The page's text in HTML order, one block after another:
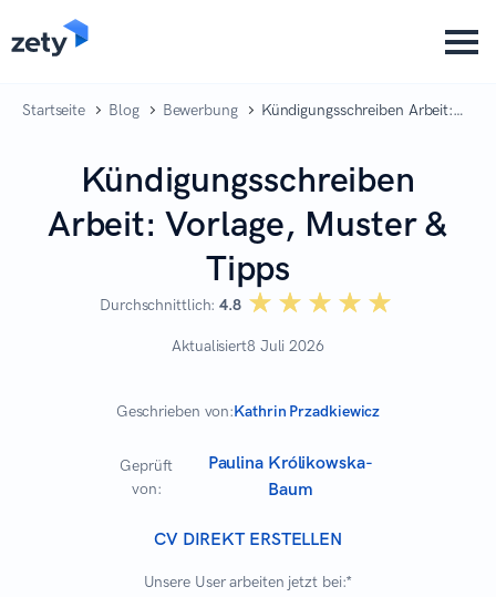
Startseite Blog Bewerbung
Kündigungsschreiben Arbeit:
Kündigungsschreiben
Arbeit: Vorlage, Muster &
Tipps
Durchschnittlich:4.8 ☆☆☆☆☆
★★★★★
Aktualisiert8 Juli 2026
Geschrieben von:Kathrin Przadkiewicz
Geprüft
von:
Paulina Królikowska-
Baum
CV DIREKT ERSTELLEN
Unsere User arbeiten jetzt bei:*